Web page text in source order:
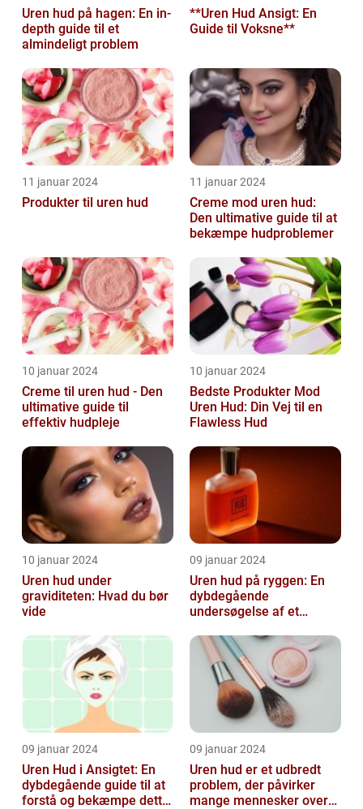
Uren hud på hagen: En in-
depth guide til et
almindeligt problem
**Uren Hud Ansigt: En
Guide til Voksne**
11 januar 2024
Produkter til uren hud
11 januar 2024
Creme mod uren hud:
Den ultimative guide til at
bekæmpe hudproblemer
10 januar 2024
Creme til uren hud - Den
ultimative guide til
effektiv hudpleje
10 januar 2024
Bedste Produkter Mod
Uren Hud: Din Vej til en
Flawless Hud
10 januar 2024
Uren hud under
graviditeten: Hvad du bør
vide
09 januar 2024
Uren hud på ryggen: En
dybdegående
undersøgelse af et
undertiden overset
skønhedspr...
09 januar 2024
Uren Hud i Ansigtet: En
dybdegående guide til at
forstå og bekæmpe dette
09 januar 2024
Uren hud er et udbredt
problem, der påvirker
mange mennesker over